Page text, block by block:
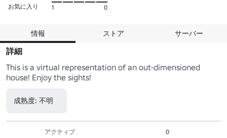
お気に入り 1 0
情報 ストア サーバー
詳細
This is a virtual representation of an out-dimensioned
house! Enjoy the sights!
成熟度: 不明
アクティブ
0